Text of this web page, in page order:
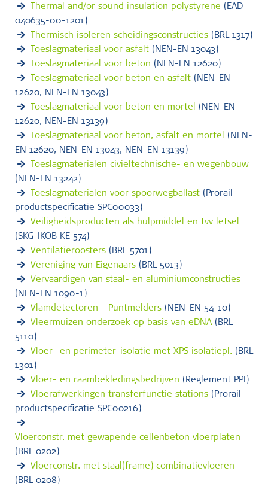
Thermal and/or sound insulation polystyrene (EAD
040635-00-1201)
Thermisch isoleren scheidingsconstructies (BRL 1317)
Toeslagmateriaal voor asfalt (NEN-EN 13043)
Toeslagmateriaal voor beton (NEN-EN 12620)
Toeslagmateriaal voor beton en asfalt (NEN-EN
12620, NEN-EN 13043)
Toeslagmateriaal voor beton en mortel (NEN-EN
12620, NEN-EN 13139)
Toeslagmateriaal voor beton, asfalt en mortel (NEN-
EN 12620, NEN-EN 13043, NEN-EN 13139)
Toeslagmaterialen civieltechnische- en wegenbouw
(NEN-EN 13242)
Toeslagmaterialen voor spoorwegballast (Prorail
productspecificatie SPC00033)
Veiligheidsproducten als hulpmiddel en tvv letsel
(SKG-IKOB KE 574)
Ventilatieroosters (BRL 5701)
Vereniging van Eigenaars (BRL 5013)
Vervaardigen van staal- en aluminiumconstructies
(NEN-EN 1090-1)
Vlamdetectoren - Puntmelders (NEN-EN 54-10)
Vleermuizen onderzoek op basis van eDNA(BRL
5110)
Vloer- en perimeter-isolatie met XPS isolatiepl. (BRL
1301)
Vloer- en raambekledingsbedrijven (Reglement PPI)
Vloerafwerkingen transferfunctie stations (Prorail
productspecificatie SPC00216)
Vloerconstr. met gewapende cellenbeton vloerplaten
(BRL 0202)
Vloerconstr. met staal(frame) combinatievloeren
(BRL 0208)